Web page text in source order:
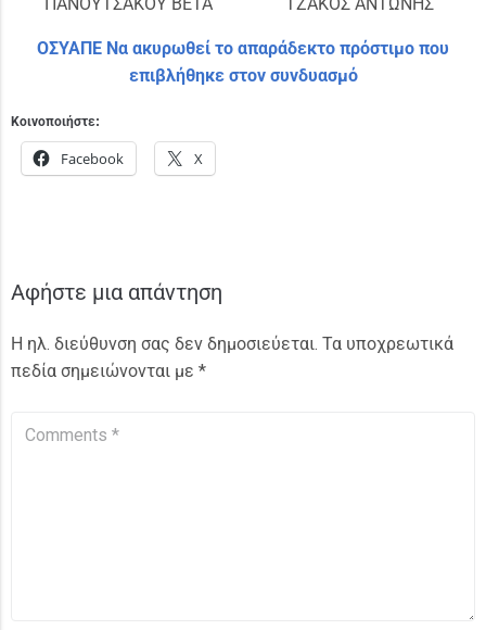
ΟΣΥΑΠΕ Να ακυρωθεί το απαράδεκτο πρόστιμο που
επιβλήθηκε στον συνδυασμό
Κοινοποιήστε:
Facebook X
Αφήστε μια απάντηση
Η ηλ. διεύθυνση σας δεν δημοσιεύεται. Τα υποχρεωτικά
πεδία σημειώνονται με *